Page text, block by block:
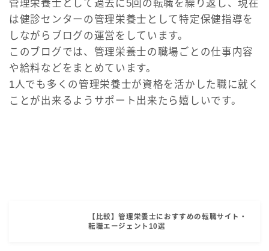
管理栄養士として過去に5回の転職を繰り返し、現在
は健診センターの管理栄養士として特定保健指導を
しながらブログの運営をしています。
このブログでは、管理栄養士の職場ごとの仕事内容
や給料などをまとめています。
1人でも多くの管理栄養士が資格を活かした職に就く
ことが出来るようサポート出来たら嬉しいです。
【比較】管理栄養士におすすめの転職サイト・
転職エージェント10選